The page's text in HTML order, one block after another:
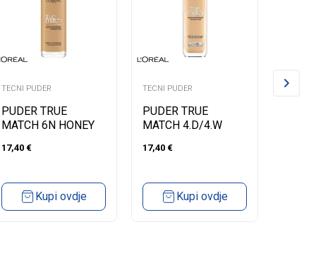
TECNI PUDER
PUDER TRUE
MATCH 6N HONEY
17,40 €
Kupi ovdje
TECNI PUDER
PUDER TRUE
MATCH 4.D/4.W
17,40 €
Kupi ovdje
TECNI